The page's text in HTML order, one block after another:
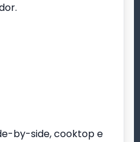
by-side, cooktop e